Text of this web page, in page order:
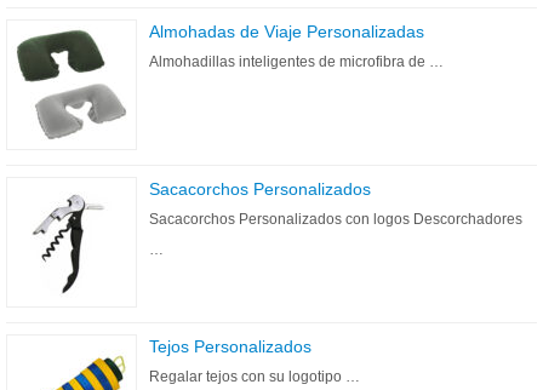
Almohadas de Viaje Personalizadas
Almohadillas inteligentes de microfibra de …
Sacacorchos Personalizados
Sacacorchos Personalizados con logos Descorchadores
…
Tejos Personalizados
Regalar tejos con su logotipo …